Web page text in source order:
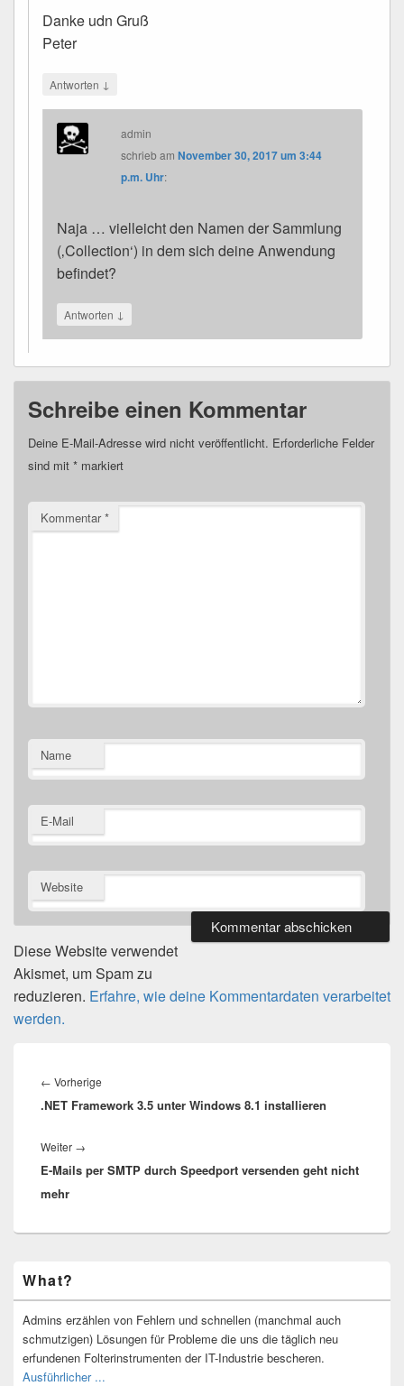
Danke udn Gruß
Peter
Antworten ↓
admin
schriebamNovember 30, 2017 um 3:44
p.m. Uhr:
Naja … vielleicht den Namen der Sammlung
(‚Collection‘) in dem sich deine Anwendung
befindet?
Antworten ↓
Schreibe einen Kommentar
Deine E-Mail-Adresse wird nicht veröffentlicht. Erforderliche Felder
sind mit * markiert
Kommentar*
Name
E-Mail
Website
Diese Website verwendet
Akismet, um Spam zu
reduzieren. Erfahre, wie deine Kommentardaten verarbeitet
werden.
← Vorherige
Beitrag:
.NET Framework 3.5 unter Windows 8.1 installieren
Weiter →
Beitrag:
E-Mails per SMTP durch Speedport versenden geht nicht
mehr
Seitenleisten-
Widgetbereich
What?
Admins erzählen von Fehlern und schnellen (manchmal auch
schmutzigen) Lösungen für Probleme die uns die täglich neu
erfundenen Folterinstrumenten der IT-Industrie bescheren.
Ausführlicher ...